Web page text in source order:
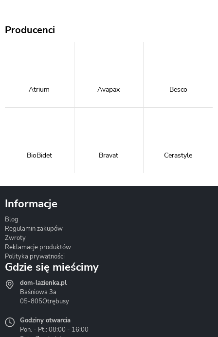
Producenci
Atrium Avapax Besco
BioBidet Bravat Cerastyle
Hydrostop
Informacje
Blog
Regulamin zakupów
Zwroty
Reklamacje produktów
Polityka prywatności
Gdzie się mieścimy
dom-lazienka.pl
Baśniowa 3a
05-805Otrębusy
Godziny otwarcia
Pon. - Pt.: 08:00 - 16:00